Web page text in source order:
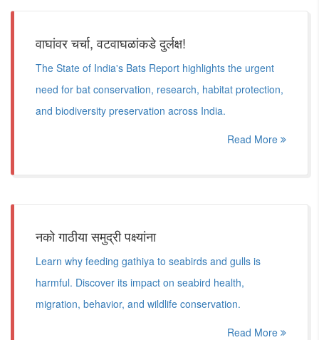
वाघांवर चर्चा, वटवाघळांकडे दुर्लक्ष!
The State of India's Bats Report highlights the urgent
need for bat conservation, research, habitat protection,
and biodiversity preservation across India.
Read More
नको गाठीया समुद्री पक्ष्यांना
Learn why feeding gathiya to seabirds and gulls is
harmful. Discover its impact on seabird health,
migration, behavior, and wildlife conservation.
Read More